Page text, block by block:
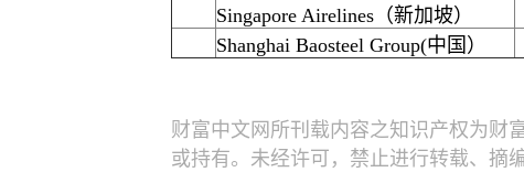
Singapore Airelines（新加坡）
Shanghai Baosteel Group(中国）
财富中文网所刊载内容之知识产权为财
或持有。未经许可，禁止进行转载、摘